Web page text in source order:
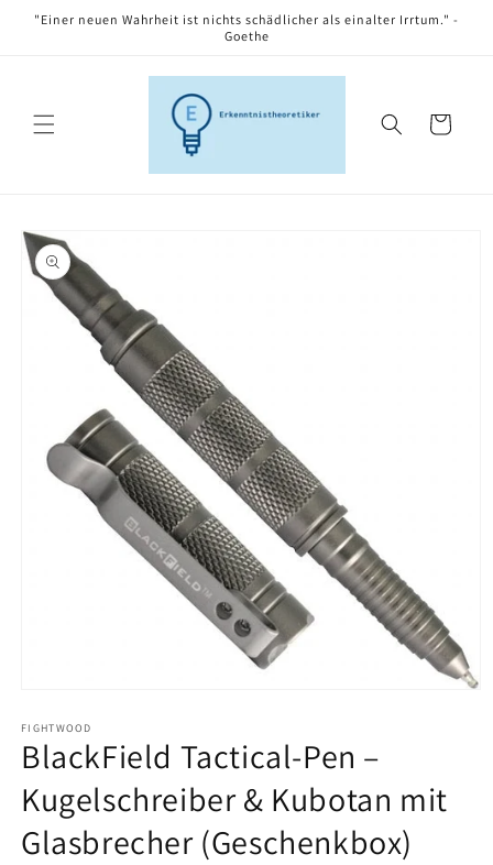
Skip to
"Einer neuen Wahrheit ist nichts schädlicher als einalter Irrtum." -
Goethe
Cart
Skip to
product
information
1
in
modal
FIGHTWOOD
BlackField Tactical-Pen –
Kugelschreiber & Kubotan mit
Glasbrecher (Geschenkbox)